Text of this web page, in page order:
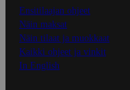
Ensitilaajan ohjeet
Näin maksat
Näin tilaat ja muokkaat
Kaikki ohjeet ja vinkit
In English